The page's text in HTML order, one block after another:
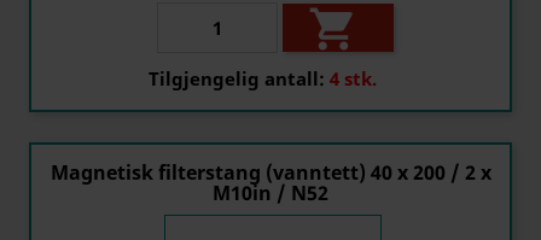

Tilgjengelig antall: 4 stk.
Magnetisk filterstang (vanntett) 40 x 200 / 2 x
M10in / N52